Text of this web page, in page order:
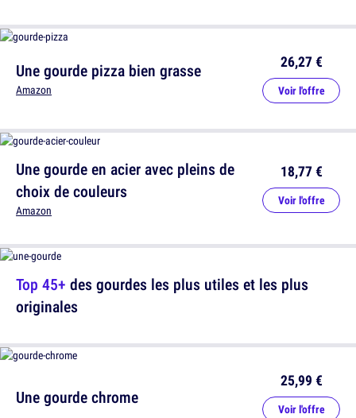
Une gourde en acier avec pleins de
choix de couleurs
Amazon
18,77 €
Voir l'offre
Une gourde chrome
25,99 €
Voir l'offre
Une gourde pizza bien grasse
Amazon
26,27 €
Voir l'offre
Top 45+ des gourdes les plus utiles et les plus
originales